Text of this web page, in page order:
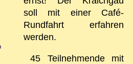
soll mit einer Café-
Rundfahrt erfahren
werden.
45 Teilnehmende mit